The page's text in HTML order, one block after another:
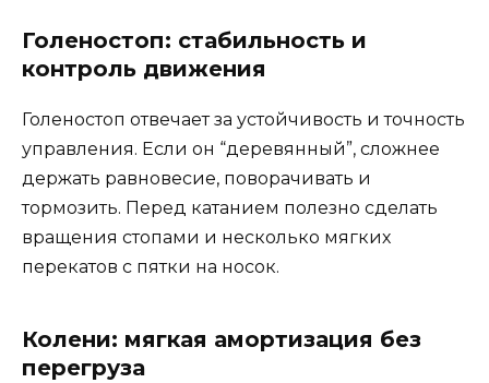
Голеностоп: стабильность и
контроль движения
Голеностоп отвечает за устойчивость и точность
управления. Если он “деревянный”, сложнее
держать равновесие, поворачивать и
тормозить. Перед катанием полезно сделать
вращения стопами и несколько мягких
перекатов с пятки на носок.
Колени: мягкая амортизация без
перегруза